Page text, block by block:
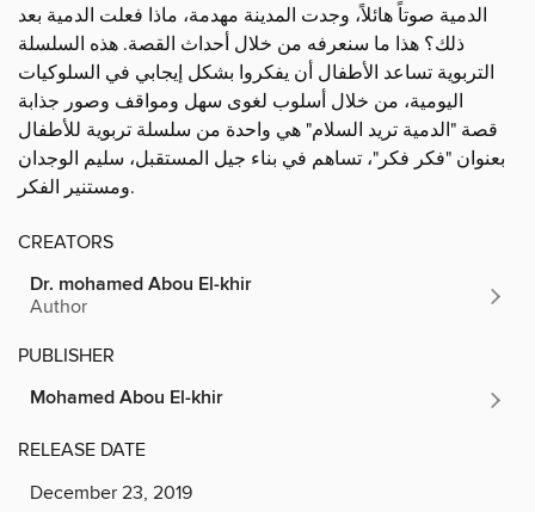
الدمية صوتاً هائلاً، وجدت المدينة مهدمة، ماذا فعلت الدمية بعد
ذلك؟ هذا ما سنعرفه من خلال أحداث القصة. هذه السلسلة
التربوية تساعد الأطفال أن يفكروا بشكل إيجابي في السلوكيات
اليومية، من خلال أسلوب لغوى سهل ومواقف وصور جذابة
قصة "الدمية تريد السلام" هي واحدة من سلسلة تربوية للأطفال
بعنوان "فكر فكر"، تساهم في بناء جيل المستقبل، سليم الوجدان
ومستنير الفكر.
CREATORS
Dr. mohamed Abou El-khir
Author
PUBLISHER
Mohamed Abou El-khir
RELEASE DATE
December 23, 2019